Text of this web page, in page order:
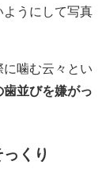
うにして写真
噛む云々とい
並びを嫌がっ
くり